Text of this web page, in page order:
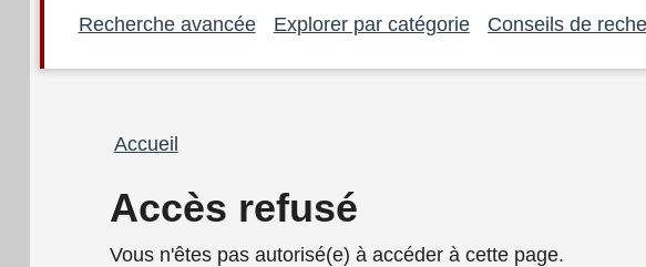
Recherche avancée Explorer par catégorie Conseils de
Fil
Accueil
Accès refusé
Vous n'êtes pas autorisé(e) à accéder à cette page.